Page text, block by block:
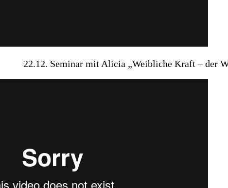
22.12. Seminar mit Alicia „Weibliche Kraft – der